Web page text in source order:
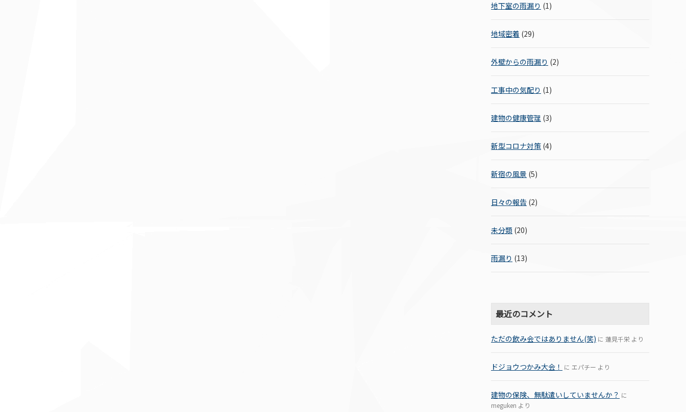
地下室の雨漏り (1)
地域密着 (29)
外壁からの雨漏り (2)
工事中の気配り (1)
建物の健康管理 (3)
新型コロナ対策 (4)
新宿の風景 (5)
日々の報告 (2)
未分類 (20)
雨漏り (13)
最近のコメント
ただの飲み会ではありません(笑) に 蓮見千栄 より
ドジョウつかみ大会！ に エパチー より
建物の保険、無駄遣いしていませんか？ に
meguken より